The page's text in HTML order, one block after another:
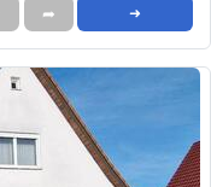
➦ ➜